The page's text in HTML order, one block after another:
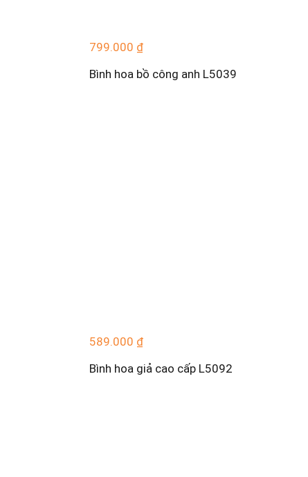
799.000 ₫
Bình hoa bồ công anh L5039
589.000 ₫
Bình hoa giả cao cấp L5092